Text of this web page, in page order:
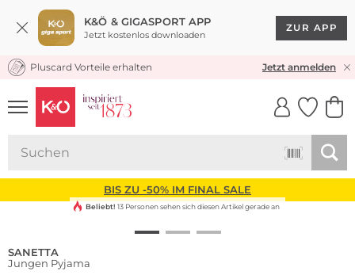
K&Ö & GIGASPORT APP
Jetzt kostenlos downloaden
ZUR APP
KOSTENLOSER VERSAND* & RÜCKVERSAND
Pluscard Vorteile erhalten Jetzt anmelden
UNSERE APP
CLICK &
BIS ZU -50% IM FINAL SALE
Beliebt! 13 Personen sehen sich diesen Artikel gerade an
SANETTA
Jungen Pyjama